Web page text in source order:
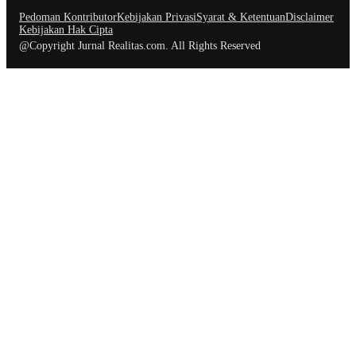
Pedoman KontributorKebijakan PrivasiSyarat & KetentuanDisclaimer
Kebijakan Hak Cipta
@Copyright Jurnal Realitas.com. All Rights Reserved